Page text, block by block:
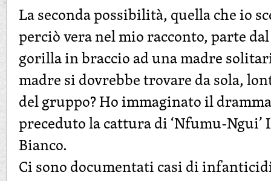
La seconda possibilità, quella che io
perciò vera nel mio racconto, parte
gorilla in braccio ad una madre
madre si dovrebbe trovare da sola,
del gruppo? Ho immaginato il
preceduto la cattura di ‘Nfumu-Ngui’
Bianco.
Ci sono documentati casi di